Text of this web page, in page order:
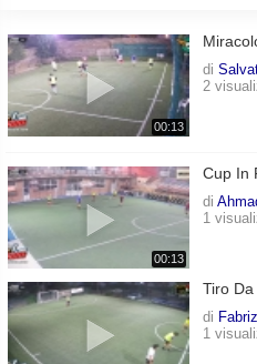
00:13
di
2
00:13
Cup In
di
1
Tiro
di
1